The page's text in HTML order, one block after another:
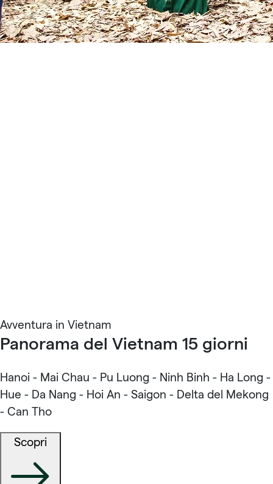
Avventura in Vietnam
Panorama del Vietnam 15 giorni
Hanoi - Mai Chau - Pu Luong - Ninh Binh - Ha Long -
Hue - Da Nang - Hoi An - Saigon - Delta del Mekong
- Can Tho
Scopri